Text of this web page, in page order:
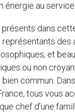
énergie au service
dans
représentants des
et
ou non
commun.
tous vous
chef d’une